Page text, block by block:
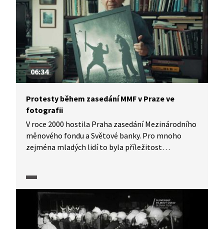
06:34
Protesty během zasedání MMF v Praze ve
fotografii
V roce 2000 hostila Praha zasedání Mezinárodního
měnového fondu a Světové banky. Pro mnoho
zejména mladých lidí to byla příležitost
nejradikálnějších aktivistů obsadila část ulic
u Vyšehradu a došlo k násilnému střetu s policií.
Ušetřeni nezůstali ani novináři, což na vlastní kůži
zažil i fotoreportér Jaroslav Kučera. Povedlo se